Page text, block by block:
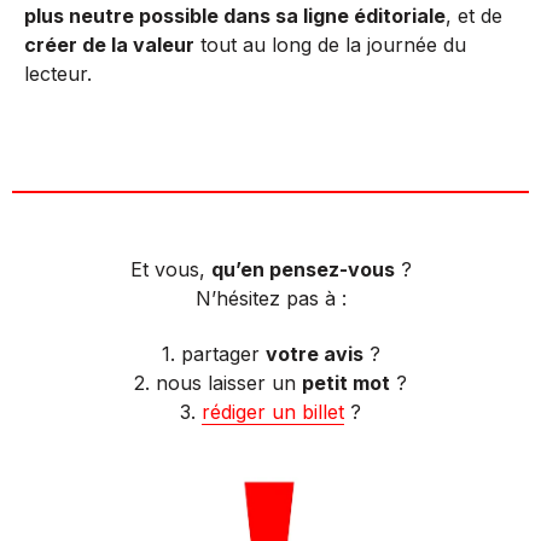
plus neutre possible dans sa ligne éditoriale, et de
créer de la valeur tout au long de la journée du
lecteur.
Et vous, qu’en pensez-vous?
N’hésitez pas à :
1. partager votre avis?
2. nous laisser un petit mot ?
3. rédiger un billet ?